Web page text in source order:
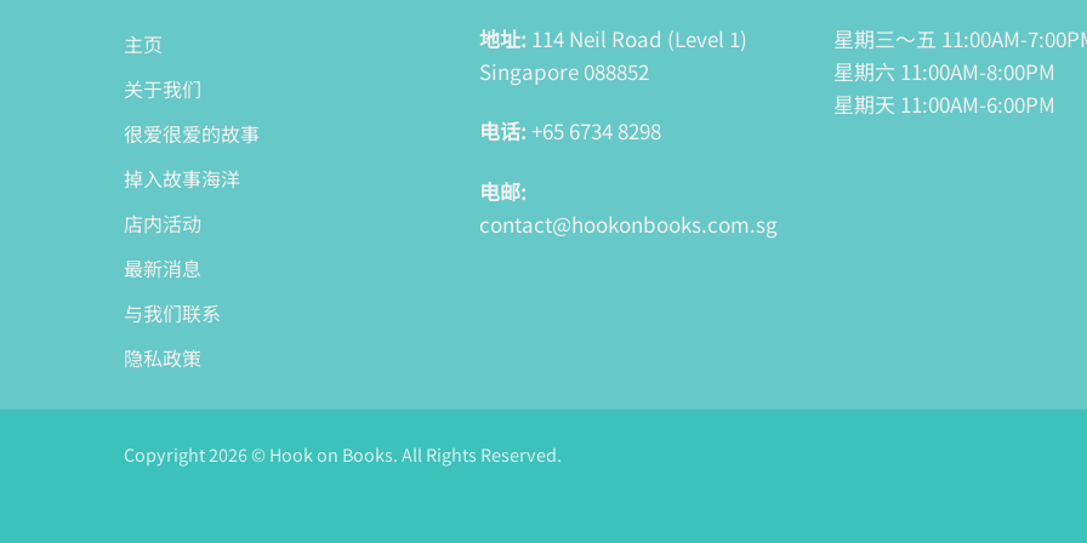
主页
关于我们
很爱很爱的故事
掉入故事海洋
店内活动
最新消息
与我们联系
隐私政策
地址: 114 Neil Road (Level 1)
Singapore 088852
电话: +65 6734 8298
电邮:
contact@hookonbooks.com.sg
星期三～五 11:00AM-
星期六 11:00AM-8:00PM
星期天 11:00AM-6:00PM
Copyright 2026 © Hook on Books. All Rights Reserved.